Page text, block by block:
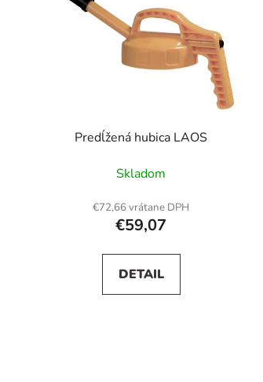
Predĺžená hubica LAOS
Skladom
€72,66 vrátane DPH
€59,07
DETAIL